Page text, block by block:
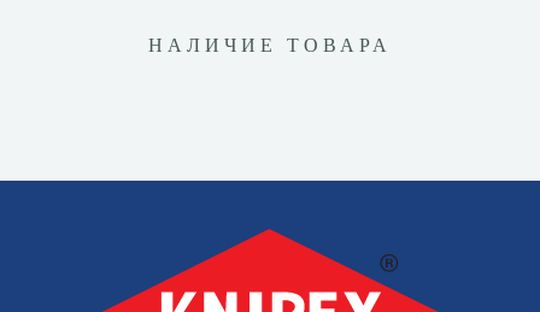
НАЛИЧИЕ ТОВАРА